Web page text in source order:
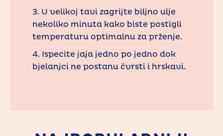
3. U velikoj tavi zagrijte biljno ulje
nekoliko minuta kako biste postigli
temperaturu optimalnu za prženje.
4. Ispecite jaja jedno po jedno dok
bjelanjci ne postanu čvrsti i hrskavi.